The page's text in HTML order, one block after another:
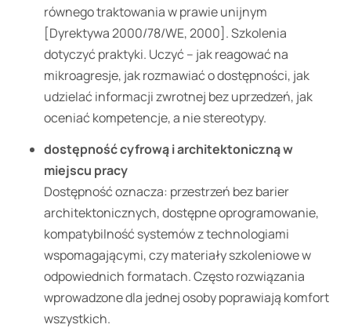
równego traktowania w prawie unijnym
[Dyrektywa 2000/78/WE, 2000]. Szkolenia
dotyczyć praktyki. Uczyć – jak reagować na
mikroagresje, jak rozmawiać o dostępności, jak
udzielać informacji zwrotnej bez uprzedzeń, jak
oceniać kompetencje, a nie stereotypy.
dostępność cyfrową i architektoniczną w
miejscu pracy
Dostępność oznacza: przestrzeń bez barier
architektonicznych, dostępne oprogramowanie,
kompatybilność systemów z technologiami
wspomagającymi, czy materiały szkoleniowe w
odpowiednich formatach. Często rozwiązania
wprowadzone dla jednej osoby poprawiają komfort
wszystkich.